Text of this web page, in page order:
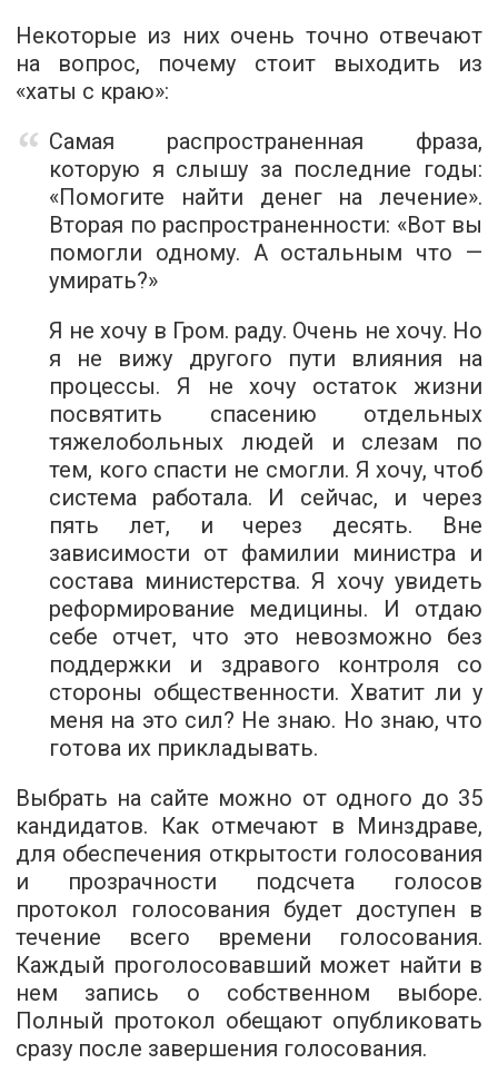
Некоторые из них очень точно отвечают
на вопрос, почему стоит выходить из
«хаты с краю»:
Самая распространенная фраза,
которую я слышу за последние годы:
«Помогите найти денег на лечение».
Вторая по распространенности: «Вот вы
помогли одному. А остальным что —
умирать?»
Я не хочу в Гром. раду. Очень не хочу. Но
я не вижу другого пути влияния на
процессы. Я не хочу остаток жизни
посвятить спасению отдельных
тяжелобольных людей и слезам по
тем, кого спасти не смогли. Я хочу, чтоб
система работала. И сейчас, и через
пять лет, и через десять. Вне
зависимости от фамилии министра и
состава министерства. Я хочу увидеть
реформирование медицины. И отдаю
себе отчет, что это невозможно без
поддержки и здравого контроля со
стороны общественности. Хватит ли у
меня на это сил? Не знаю. Но знаю, что
готова их прикладывать.
Выбрать на сайте можно от одного до 35
кандидатов. Как отмечают в Минздраве,
для обеспечения открытости голосования
и прозрачности подсчета голосов
протокол голосования будет доступен в
течение всего времени голосования.
Каждый проголосовавший может найти в
нем запись о собственном выборе.
Полный протокол обещают опубликовать
сразу после завершения голосования.